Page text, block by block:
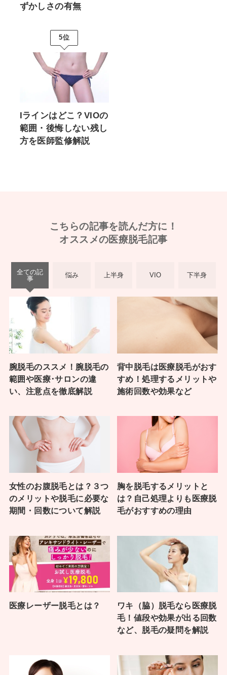
ずかしさの有無
5位
Iラインはどこ？VIOの
範囲・後悔しない残し
方を医師監修解説
こちらの記事を読んだ方に！
オススメの医療脱毛記事
全ての記
事
悩み 上半身 VIO 下半身
腕脱毛のススメ！腕脱毛の
範囲や医療･サロンの違
い、注意点を徹底解説
背中脱毛は医療脱毛がおす
すめ！処理するメリットや
施術回数や効果など
女性のお腹脱毛とは？３つ
のメリットや脱毛に必要な
期間・回数について解説
胸を脱毛するメリットと
は？自己処理よりも医療脱
毛がおすすめの理由
医療レーザー脱毛とは？
ワキ（脇）脱毛なら医療脱
毛！値段や効果が出る回数
など、脱毛の疑問を解説